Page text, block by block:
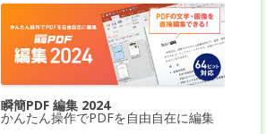
瞬簡PDF 編集 2024
かんたん操作でPDFを自由自在に編集